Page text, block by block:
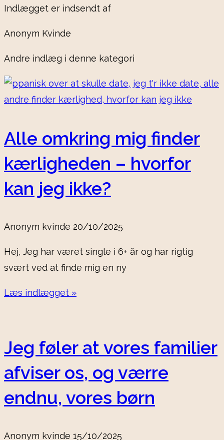
Indlægget er indsendt af
Anonym Kvinde
Andre indlæg i denne kategori
Alle omkring mig finder
kærligheden – hvorfor
kan jeg ikke?
Anonym kvinde 20/10/2025
Hej, Jeg har været single i 6+ år og har rigtig
svært ved at finde mig en ny
Læs indlægget »
Jeg føler at vores familier
afviser os, og værre
endnu, vores børn
Anonym kvinde 15/10/2025